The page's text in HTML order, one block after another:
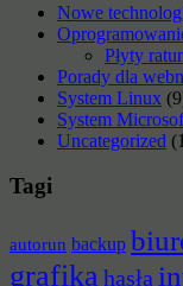
Nowe
Płyty
Porady dla
System Linux
System
Uncategorized
Tagi
autorun backup
grafika hasła